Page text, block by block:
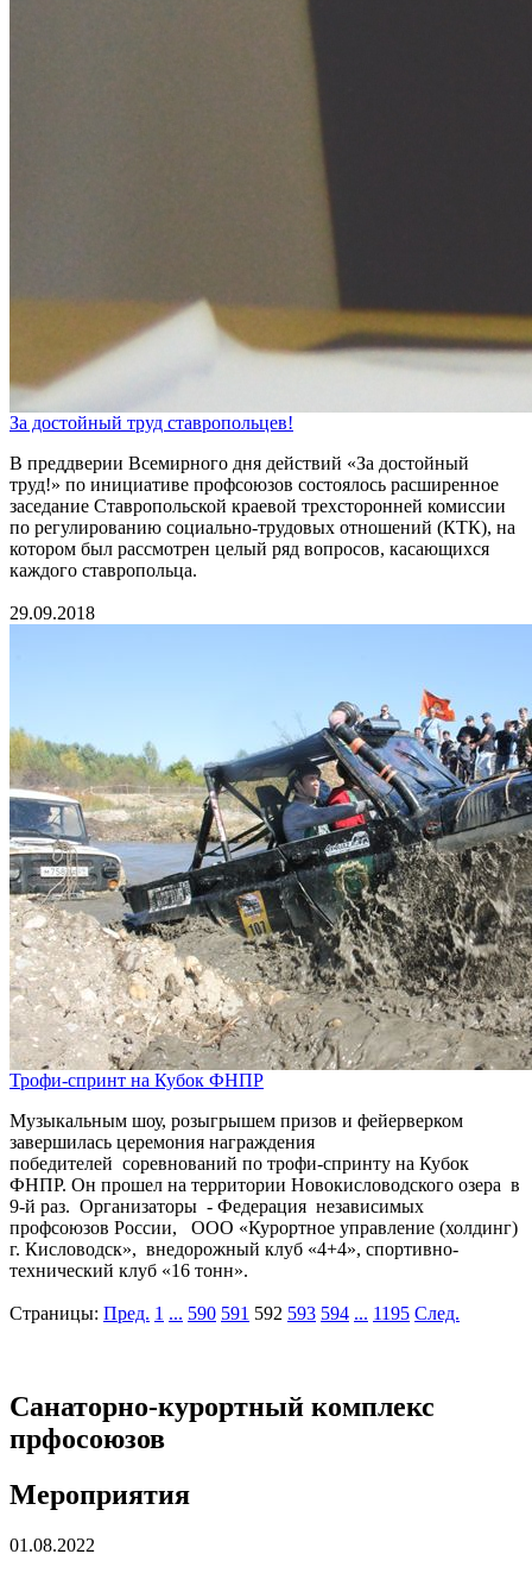
За достойный труд ставропольцев!
В преддверии Всемирного дня действий «За достойный
труд!» по инициативе профсоюзов состоялось расширенное
заседание Ставропольской краевой трехсторонней комиссии
по регулированию социально-трудовых отношений (КТК), на
котором был рассмотрен целый ряд вопросов, касающихся
каждого ставропольца.
29.09.2018
Трофи-спринт на Кубок ФНПР
Музыкальным шоу, розыгрышем призов и фейерверком
завершилась церемония награждения
победителей соревнований по трофи-спринту на Кубок
ФНПР. Он прошел на территории Новокисловодского озера в
9-й раз. Организаторы - Федерация независимых
профсоюзов России, ООО «Курортное управление (холдинг)
г. Кисловодск», внедорожный клуб «4+4», спортивно-
технический клуб «16 тонн».
Страницы: Пред. 1 ... 590 591 592 593 594 ... 1195 След.
Санаторно-курортный комплекс
прфосоюзов
Мероприятия
01.08.2022